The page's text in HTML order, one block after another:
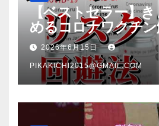
【ベストセラー】
めるコロナワクチン
法【本要約】
2026年6月15日
PIKAKICHI2015@GMAIL.COM